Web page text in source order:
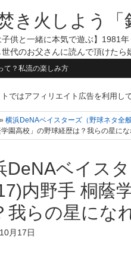
き火しよう「
子供と一緒に本気で遊ぶ】1981
世代のお父さんに読んで頂けた
て？私流の楽しみ方
ではアフィリエイト広告を利用し
» 横浜DeNAベイスターズ（野球ネタ全般
園高校」の野球経歴は？我らの星に
DeNAベイス
内野手 桐蔭
我らの星にな
月17日